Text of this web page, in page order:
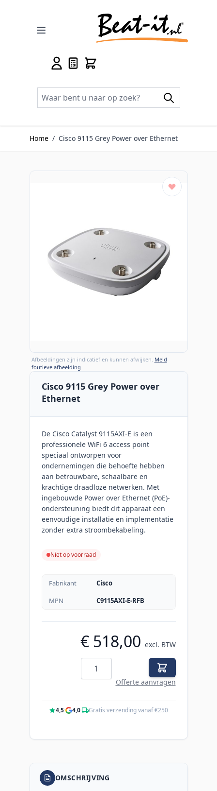
Home / Cisco 9115 Grey Power over Ethernet
Afbeeldingen zijn indicatief en kunnen afwijken. Meld
foutieve afbeelding
Cisco 9115 Grey Power over
Ethernet
De Cisco Catalyst 9115AXI-E is een
professionele WiFi 6 access point
speciaal ontworpen voor
ondernemingen die behoefte hebben
aan betrouwbare, schaalbare en
krachtige draadloze netwerken. Met
ingebouwde Power over Ethernet (PoE)-
ondersteuning biedt dit apparaat een
eenvoudige installatie en implementatie
zonder extra stroombekabeling.
Niet op voorraad
Fabrikant
Cisco
MPN
C9115AXI-E-RFB
€ 518,00 excl. BTW
Aantal
Offerte aanvragen
4,5· 4,0· Gratis verzending vanaf €250
OMSCHRIJVING